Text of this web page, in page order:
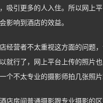
吸引更多的人入住。所以网上
影响到酒店的效益。
经营者不太重视这方面的问题
就行了，网上平台上传的照片
个不太专业的摄影师拍几张照片
酒店房间普通摄影跟专业摄影的